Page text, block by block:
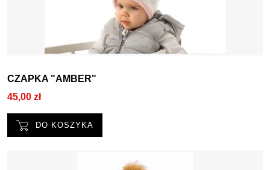
CZAPKA "AMBER"
45,00 zł
DO KOSZYKA